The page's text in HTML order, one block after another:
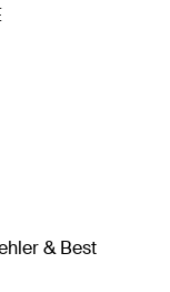
& Best